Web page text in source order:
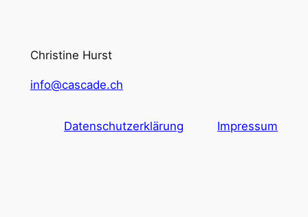
Christine Hurst
info@cascade.ch
Datenschutzerklärung Impressum